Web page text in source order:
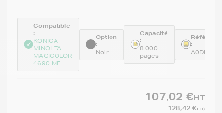
Compatible
:
KONICA
MINOLTA
MAGICOLOR
4690 MF
Option
:
Noir
Capacité
:
8 000
pages
:
A0DK152
107,02 €HT
128,42 €TTC